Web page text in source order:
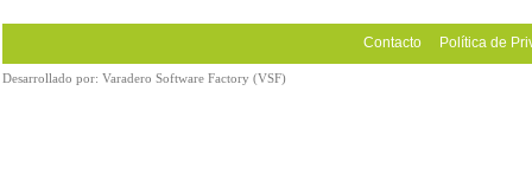
Contacto Política de
Desarrollado por: Varadero Software Factory (VSF)